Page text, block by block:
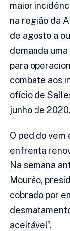
maior
na região da
de agosto a
demanda
para
combate aos
ofício de
junho de 2020.
O pedido vem
enfrenta
Na semana
Mourão,
cobrado por
aceitável”.